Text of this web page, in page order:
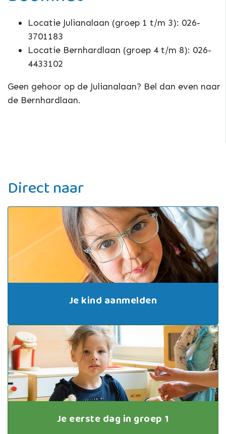
Locatie Julianalaan (groep 1 t/m 3): 026-
3701183
Locatie Bernhardlaan (groep 4 t/m 8): 026-
4433102
Geen gehoor op de Julianalaan? Bel dan even naar
de Bernhardlaan.
Direct naar
Je kind aanmelden
Je eerste dag in groep 1